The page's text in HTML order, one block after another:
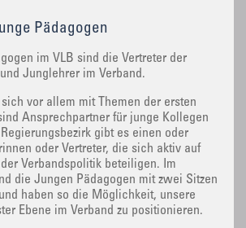
Pädagogen
im VLB sind die Vertreter der
Junglehrer im Verband.
vor allem mit Themen der ersten
Ansprechpartner für junge Kollegen
gibt es einen oder
oder Vertreter, die sich aktiv auf
Verbandspolitik beteiligen. Im
die Jungen Pädagogen mit zwei Sitzen
haben so die Möglichkeit, unsere
Ebene im Verband zu positionieren.